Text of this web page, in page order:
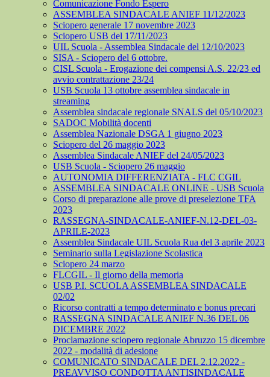
Comunicazione Fondo Espero
ASSEMBLEA SINDACALE ANIEF 11/12/2023
Sciopero generale 17 novembre 2023
Sciopero USB del 17/11/2023
UIL Scuola - Assemblea Sindacale del 12/10/2023
SISA - Sciopero del 6 ottobre.
CISL Scuola - Erogazione dei compensi A.S. 22/23 ed
avvio contrattazione 23/24
USB Scuola 13 ottobre assemblea sindacale in
streaming
Assemblea sindacale regionale SNALS del 05/10/2023
SADOC Mobilità docenti
Assemblea Nazionale DSGA 1 giugno 2023
Sciopero del 26 maggio 2023
Assemblea Sindacale ANIEF del 24/05/2023
USB Scuola - Sciopero 26 maggio
AUTONOMIA DIFFERENZIATA - FLC CGIL
ASSEMBLEA SINDACALE ONLINE - USB Scuola
Corso di preparazione alle prove di preselezione TFA
2023
RASSEGNA-SINDACALE-ANIEF-N.12-DEL-03-
APRILE-2023
Assemblea Sindacale UIL Scuola Rua del 3 aprile 2023
Seminario sulla Legislazione Scolastica
Sciopero 24 marzo
FLCGIL - Il giorno della memoria
USB P.I. SCUOLA ASSEMBLEA SINDACALE
02/02
Ricorso contratti a tempo determinato e bonus precari
RASSEGNA SINDACALE ANIEF N.36 DEL 06
DICEMBRE 2022
Proclamazione sciopero regionale Abruzzo 15 dicembre
2022 - modalità di adesione
COMUNICATO SINDACALE DEL 2.12.2022 -
PREAVVISO CONDOTTA ANTISINDACALE